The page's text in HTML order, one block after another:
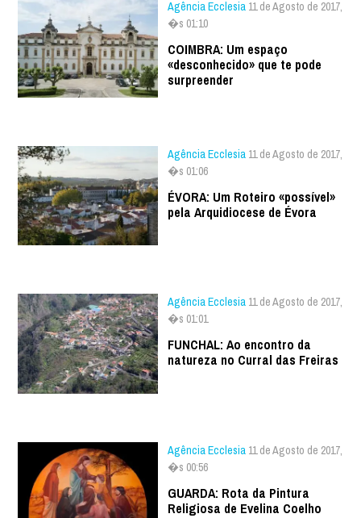
Agência Ecclesia 11 de Agosto de 2017,
�s 01:10
COIMBRA: Um espaço
«desconhecido» que te pode
surpreender
Agência Ecclesia 11 de Agosto de 2017,
�s 01:06
ÉVORA: Um Roteiro «possível»
pela Arquidiocese de Évora
Agência Ecclesia 11 de Agosto de 2017,
�s 01:01
FUNCHAL: Ao encontro da
natureza no Curral das Freiras
Agência Ecclesia 11 de Agosto de 2017,
�s 00:56
GUARDA: Rota da Pintura
Religiosa de Evelina Coelho